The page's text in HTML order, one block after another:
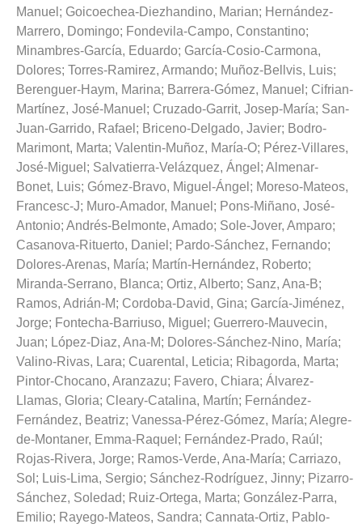
Manuel ; Goicoechea-Diezhandino, Marian; Hernández-
Marrero, Domingo; Fondevila-Campo, Constantino;
Minambres-García, Eduardo; García-Cosio-Carmona,
Dolores; Torres-Ramirez, Armando; Muñoz-Bellvis, Luis;
Berenguer-Haym, Marina; Barrera-Gómez, Manuel ; Cifrian-
Martínez, José-Manuel ; Cruzado-Garrit, Josep-María; San-
Juan-Garrido, Rafael ; Briceno-Delgado, Javier; Bodro-
Marimont, Marta; Valentin-Muñoz, María-O; Pérez-Villares,
José-Miguel ; Salvatierra-Velázquez, Ángel ; Almenar-
Bonet, Luis; Gómez-Bravo, Miguel-Ángel ; Moreso-Mateos,
Francesc-J; Muro-Amador, Manuel ; Pons-Miñano, José-
Antonio; Andrés-Belmonte, Amado; Sole-Jover, Amparo;
Casanova-Rituerto, Daniel ; Pardo-Sánchez, Fernando;
Dolores-Arenas, María; Martín-Hernández, Roberto;
Miranda-Serrano, Blanca; Ortiz, Alberto; Sanz, Ana-B;
Ramos, Adrián-M; Cordoba-David, Gina; García-Jiménez,
Jorge; Fontecha-Barriuso, Miguel ; Guerrero-Mauvecin,
Juan; López-Diaz, Ana-M; Dolores-Sánchez-Nino, María;
Valino-Rivas, Lara; Cuarental, Leticia; Ribagorda, Marta;
Pintor-Chocano, Aranzazu; Favero, Chiara; Álvarez-
Llamas, Gloria; Cleary-Catalina, Martín; Fernández-
Fernández, Beatriz; Vanessa-Pérez-Gómez, María; Alegre-
de-Montaner, Emma-Raquel ; Fernández-Prado, Raúl ;
Rojas-Rivera, Jorge; Ramos-Verde, Ana-María; Carriazo,
Sol ; Luis-Lima, Sergio; Sánchez-Rodríguez, Jinny; Pizarro-
Sánchez, Soledad; Ruiz-Ortega, Marta; González-Parra,
Emilio; Rayego-Mateos, Sandra; Cannata-Ortiz, Pablo-